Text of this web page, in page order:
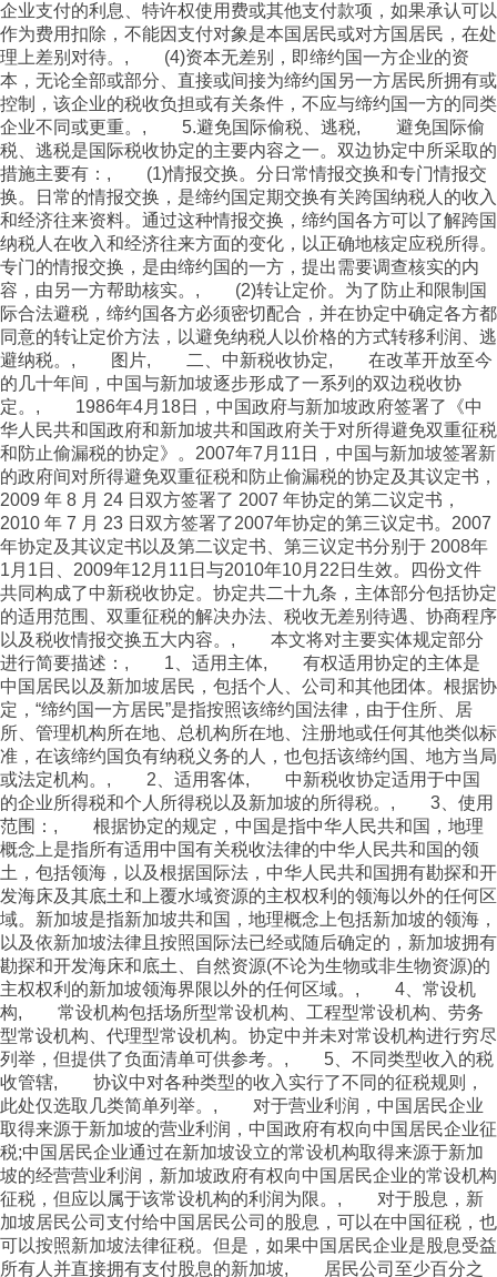
企业支付的利息、特许权使用费或其他支付款项，如果承认可以
作为费用扣除，不能因支付对象是本国居民或对方国居民，在处
理上差别对待。, (4)资本无差别，即缔约国一方企业的资
本，无论全部或部分、直接或间接为缔约国另一方居民所拥有或
控制，该企业的税收负担或有关条件，不应与缔约国一方的同类
企业不同或更重。, 5.避免国际偷税、逃税, 避免国际偷
税、逃税是国际税收协定的主要内容之一。双边协定中所采取的
措施主要有：, (1)情报交换。分日常情报交换和专门情报交
换。日常的情报交换，是缔约国定期交换有关跨国纳税人的收入
和经济往来资料。通过这种情报交换，缔约国各方可以了解跨国
纳税人在收入和经济往来方面的变化，以正确地核定应税所得。
专门的情报交换，是由缔约国的一方，提出需要调查核实的内
容，由另一方帮助核实。, (2)转让定价。为了防止和限制国
际合法避税，缔约国各方必须密切配合，并在协定中确定各方都
同意的转让定价方法，以避免纳税人以价格的方式转移利润、逃
避纳税。, 图片, 二、中新税收协定, 在改革开放至今
的几十年间，中国与新加坡逐步形成了一系列的双边税收协
定。, 1986年4月18日，中国政府与新加坡政府签署了《中
华人民共和国政府和新加坡共和国政府关于对所得避免双重征税
和防止偷漏税的协定》。2007年7月11日，中国与新加坡签署新
的政府间对所得避免双重征税和防止偷漏税的协定及其议定书，
2009 年 8 月 24 日双方签署了 2007 年协定的第二议定书，
2010 年 7 月 23 日双方签署了2007年协定的第三议定书。2007
年协定及其议定书以及第二议定书、第三议定书分别于 2008年
1月1日、2009年12月11日与2010年10月22日生效。四份文件
共同构成了中新税收协定。协定共二十九条，主体部分包括协定
的适用范围、双重征税的解决办法、税收无差别待遇、协商程序
以及税收情报交换五大内容。, 本文将对主要实体规定部分
进行简要描述：, 1、适用主体, 有权适用协定的主体是
中国居民以及新加坡居民，包括个人、公司和其他团体。根据协
定，“缔约国一方居民”是指按照该缔约国法律，由于住所、居
所、管理机构所在地、总机构所在地、注册地或任何其他类似标
准，在该缔约国负有纳税义务的人，也包括该缔约国、地方当局
或法定机构。, 2、适用客体, 中新税收协定适用于中国
的企业所得税和个人所得税以及新加坡的所得税。, 3、使用
范围：, 根据协定的规定，中国是指中华人民共和国，地理
概念上是指所有适用中国有关税收法律的中华人民共和国的领
土，包括领海，以及根据国际法，中华人民共和国拥有勘探和开
发海床及其底土和上覆水域资源的主权权利的领海以外的任何区
域。新加坡是指新加坡共和国，地理概念上包括新加坡的领海，
以及依新加坡法律且按照国际法已经或随后确定的，新加坡拥有
勘探和开发海床和底土、自然资源(不论为生物或非生物资源)的
主权权利的新加坡领海界限以外的任何区域。, 4、常设机
构, 常设机构包括场所型常设机构、工程型常设机构、劳务
型常设机构、代理型常设机构。协定中并未对常设机构进行穷尽
列举，但提供了负面清单可供参考。, 5、不同类型收入的税
收管辖, 协议中对各种类型的收入实行了不同的征税规则，
此处仅选取几类简单列举。, 对于营业利润，中国居民企业
取得来源于新加坡的营业利润，中国政府有权向中国居民企业征
税;中国居民企业通过在新加坡设立的常设机构取得来源于新加
坡的经营营业利润，新加坡政府有权向中国居民企业的常设机构
征税，但应以属于该常设机构的利润为限。, 对于股息，新
加坡居民公司支付给中国居民公司的股息，可以在中国征税，也
可以按照新加坡法律征税。但是，如果中国居民企业是股息受益
所有人并直接拥有支付股息的新加坡, 居民公司至少百分之